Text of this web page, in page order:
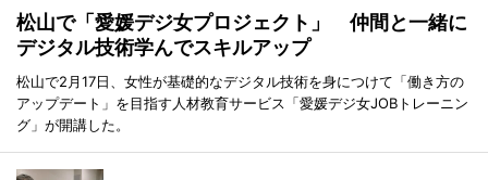
松山で「愛媛デジ女プロジェクト」 仲間と一緒に
デジタル技術学んでスキルアップ
松山で2月17日、女性が基礎的なデジタル技術を身につけて「働き方の
アップデート」を目指す人材教育サービス「愛媛デジ女JOBトレーニン
グ」が開講した。